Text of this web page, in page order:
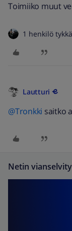
Toimiiko muut
1 henkilö
Lautturi
@Tronkki saitko
Netin